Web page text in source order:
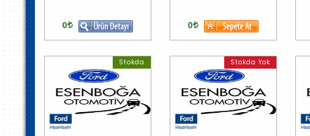
0 0
Stokda Stokda Yok